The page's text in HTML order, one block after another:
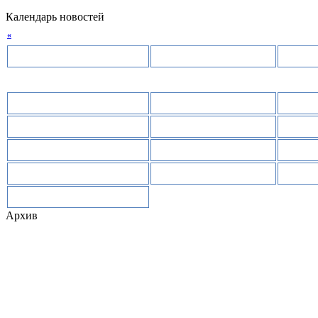
Календарь новостей
«
Архив